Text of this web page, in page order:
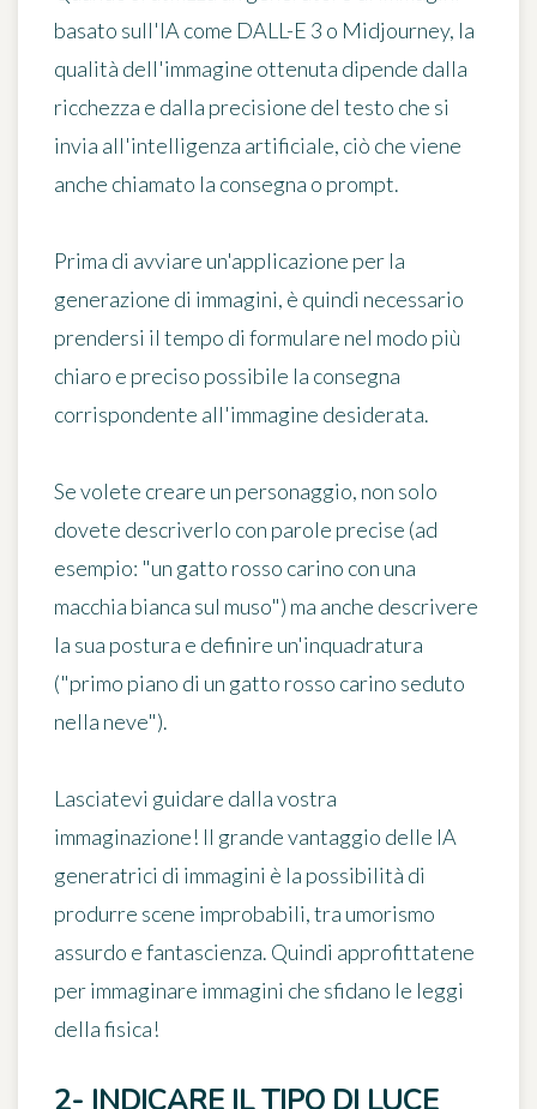
basato sull'IA come DALL-E 3 o Midjourney, la
qualità dell'immagine ottenuta dipende dalla
ricchezza e dalla precisione del testo che si
invia all'intelligenza artificiale, ciò che viene
anche chiamato la consegna o prompt.
Prima di avviare un'applicazione per la
generazione di immagini, è quindi necessario
prendersi il tempo di formulare nel modo più
chiaro e preciso possibile la consegna
corrispondente all'immagine desiderata.
Se volete creare un personaggio, non solo
dovete descriverlo con parole precise (ad
esempio: "un gatto rosso carino con una
macchia bianca sul muso") ma anche descrivere
la sua postura e definire un'inquadratura
("primo piano di un gatto rosso carino seduto
nella neve").
Lasciatevi guidare dalla vostra
immaginazione! Il grande vantaggio delle IA
generatrici di immagini è la possibilità di
produrre scene improbabili, tra umorismo
assurdo e fantascienza. Quindi approfittatene
per immaginare immagini che sfidano le leggi
della fisica!
2- INDICARE IL TIPO DI LUCE